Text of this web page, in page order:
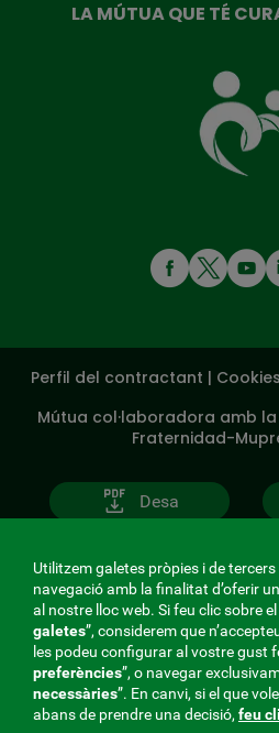
LA MÚTUA QUE TÉ
Mútua
que
té
cura
MENÚ
Perfil del contractant | Cookies
Mútua col·laboradora amb
Fraternidad-
Desa
Utilitzem galetes pròpies i de
navegació amb la finalitat d’oferir
al nostre lloc web. Si feu clic sobre
galetes”, considerem que
les podeu configurar al vostre gust
preferències”, o navegar
necessàries”. En canvi, si el que
abans de prendre una decisió, feu